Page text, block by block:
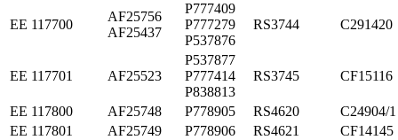
ЕЕ 117700
AF25756
AF25437
P777409
P777279
P537876
RS3744 C291420
ЕЕ 117701 AF25523
P537877
P777414
P838813
RS3745 CF15116
ЕЕ 117800 AF25748 P778905 RS4620
C24904/1
ЕЕ 117801
AF25749 P778906 RS4621
CF14145